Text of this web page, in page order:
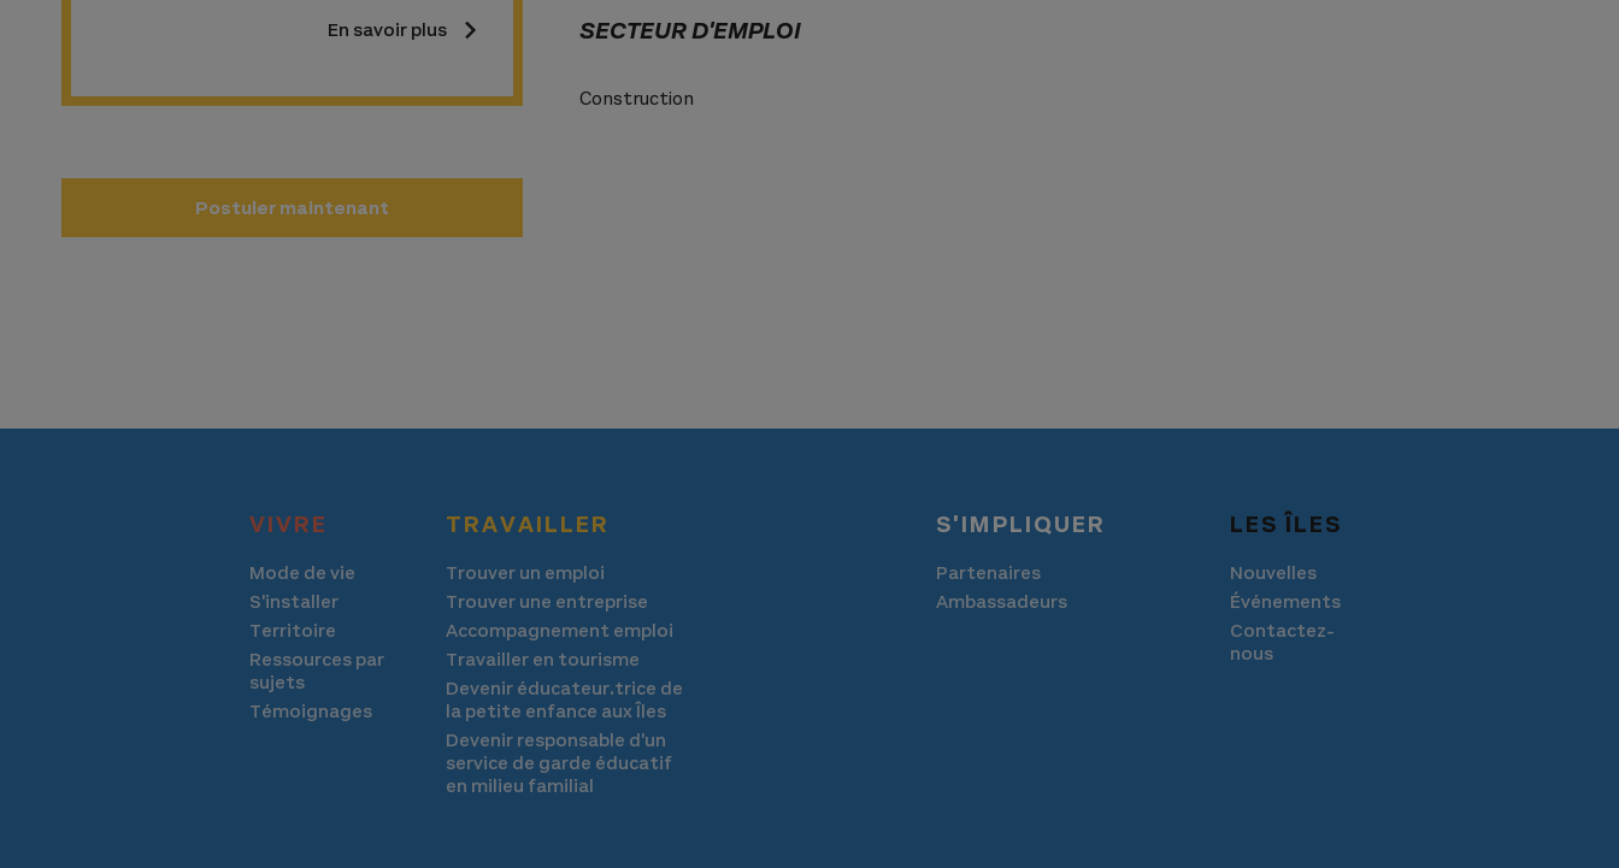
En savoir plus
Postuler maintenant
SECTEUR D'EMPLOI
Construction
VIVRE
Mode de vie
S'installer
Territoire
Ressources par
sujets
Témoignages
TRAVAILLER
Trouver un emploi
Trouver une entreprise
Accompagnement emploi
Travailler en tourisme
Devenir éducateur.trice de
la petite enfance aux Îles
Devenir responsable d'un
service de garde éducatif
en milieu familial
S'IMPLIQUER
Partenaires
Ambassadeurs
LES ÎLES
Nouvelles
Événements
Contactez-
nous